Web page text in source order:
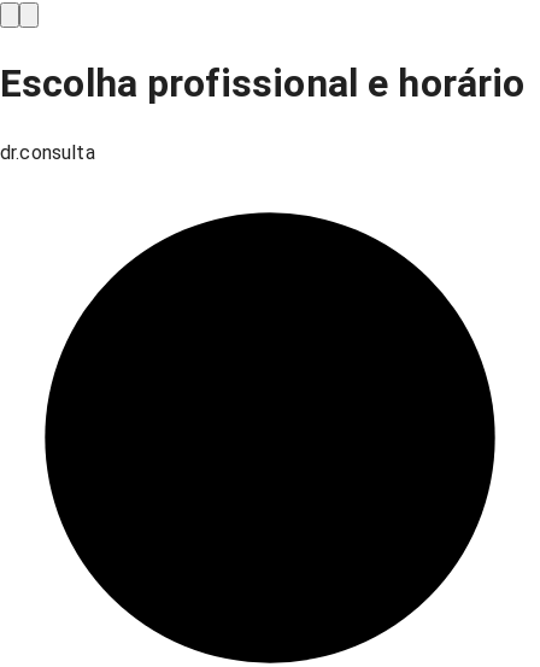
Escolha profissional e horário
dr.consulta